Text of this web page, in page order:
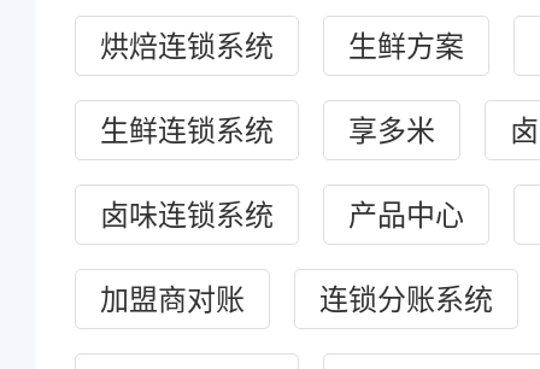
烘焙连锁系统 生鲜方案
生鲜连锁系统 享多米
卤味连锁系统 产品中心
加盟商对账 连锁分账系统